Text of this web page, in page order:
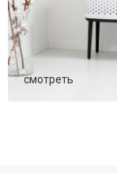
смотреть